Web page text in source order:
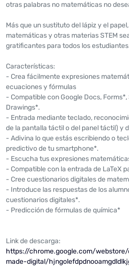
otras palabras no matemáticas no
Más que un sustituto del lápiz y el
matemáticas y otras materias STEM
gratificantes para todos los
Características:
- Crea fácilmente expresiones
ecuaciones y fórmulas
- Compatible con Google Docs,
Drawings*.
- Entrada mediante teclado,
de la pantalla táctil o del panel táctil) y
- Adivina lo que estás escribiendo o
predictivo de tu smartphone*.
- Escucha tus expresiones
- Compatible con la entrada de LaTeX
- Cree cuestionarios digitales de
- Introduce las respuestas de los
cuestionarios digitales*.
- Predicción de fórmulas de química*
Link de descarga:
https://chrome.google.com/
made-digital/